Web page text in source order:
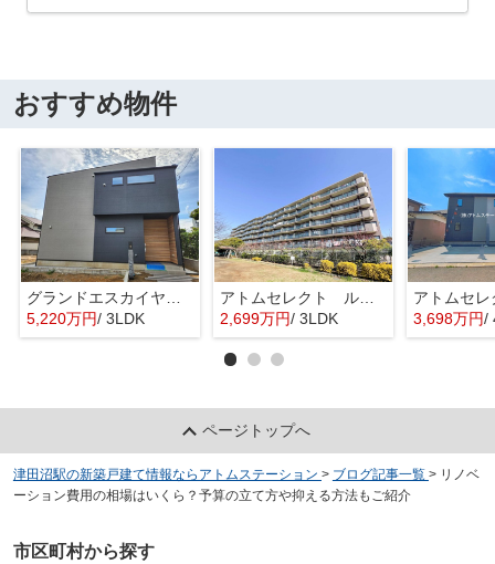
おすすめ物件
グランドエスカイヤー二宮１丁目 ３号地
5,220万円/ 3LDK
アトムセレクト ルネ幕張 1階
2,699万円/ 3LDK 3,698万円/
ページトップへ
津田沼駅の新築戸建て情報ならアトムステーション > ブログ記事一覧 > リノベ
ーション費用の相場はいくら？予算の立て方や抑える方法もご紹介
市区町村から探す